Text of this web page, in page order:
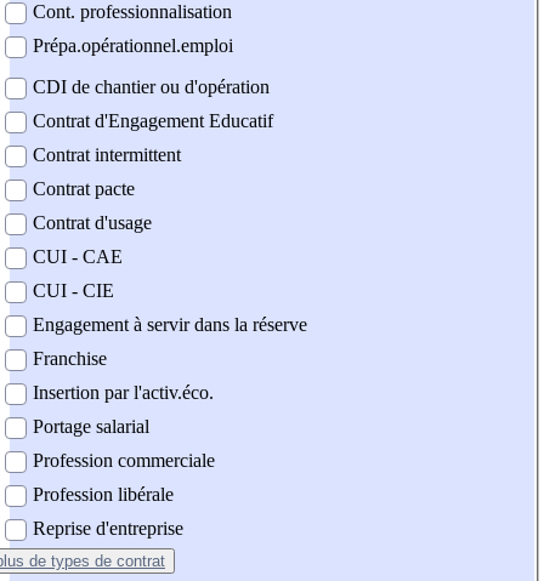
Cont. professionnalisation
Prépa.opérationnel.emploi
CDI de chantier ou d'opération
Contrat d'Engagement Educatif
Contrat intermittent
Contrat pacte
Contrat d'usage
CUI - CAE
CUI - CIE
Engagement à servir dans la réserve
Franchise
Insertion par l'activ.éco.
Portage salarial
Profession commerciale
Profession libérale
Reprise d'entreprise
de types de contrat